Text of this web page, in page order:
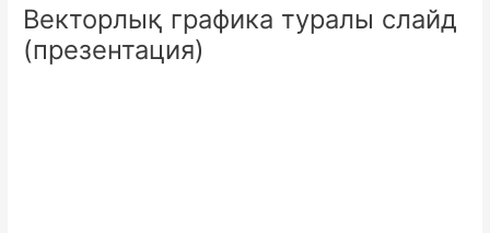
Векторлық графика туралы слайд
(презентация)